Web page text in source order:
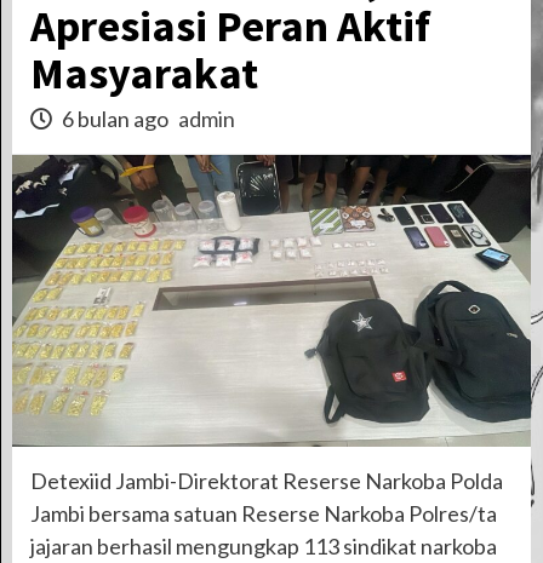
Apresiasi Peran Aktif
Masyarakat
6 bulan ago admin
Detexiid Jambi-Direktorat Reserse Narkoba Polda
Jambi bersama satuan Reserse Narkoba Polres/ta
jajaran berhasil mengungkap 113 sindikat narkoba